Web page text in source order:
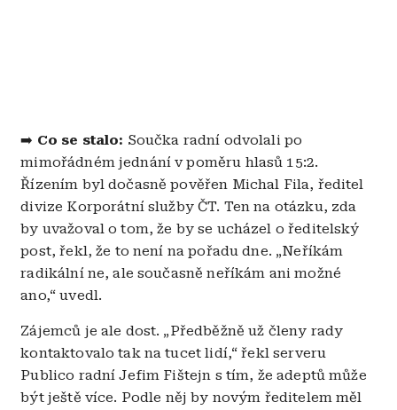
➡️ Co se stalo: Součka radní odvolali po
mimořádném jednání v poměru hlasů 15:2.
Řízením byl dočasně pověřen Michal Fila, ředitel
divize Korporátní služby ČT. Ten na otázku, zda
by uvažoval o tom, že by se ucházel o ředitelský
post, řekl, že to není na pořadu dne. „Neříkám
radikální ne, ale současně neříkám ani možné
ano,“ uvedl.
Zájemců je ale dost. „Předběžně už členy rady
kontaktovalo tak na tucet lidí,“ řekl serveru
Publico radní Jefim Fištejn s tím, že adeptů může
být ještě více. Podle něj by novým ředitelem měl